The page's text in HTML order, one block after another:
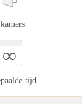
∞
tijd